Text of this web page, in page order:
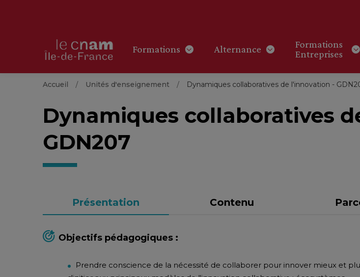
Formations Alternance
Formations
Entreprises
Accueil Unités d'enseignement Dynamiques collaboratives de l'innovation -
Dynamiques collaboratives
GDN207
Présentation Contenu
Objectifs pédagogiques :
Prendre conscience de la nécessité de collaborer pour innover mieux et